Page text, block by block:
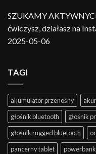
SZUKAMY
ćwiczysz, działasz na
2025-05-06
TAGI
akumulator przenośny
głośnik bluetooth
głośnik
głośnik rugged bluetooth
pancerny tablet
powerbank